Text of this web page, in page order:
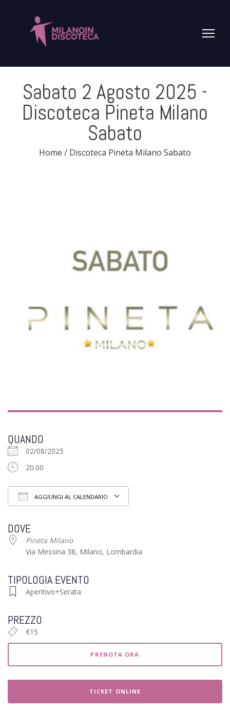
Sabato 2 Agosto 2025 -
Discoteca Pineta Milano
Sabato
Home / Discoteca Pineta Milano Sabato
QUANDO
02/08/2025
20.00
AGGIUNGI AL CALENDARIO
DOVE
Pineta Milano
Via Messina 38, Milano, Lombardia
TIPOLOGIA EVENTO
Aperitivo+Serata
PREZZO
€15
PRENOTA ORA
TICKET ONLINE